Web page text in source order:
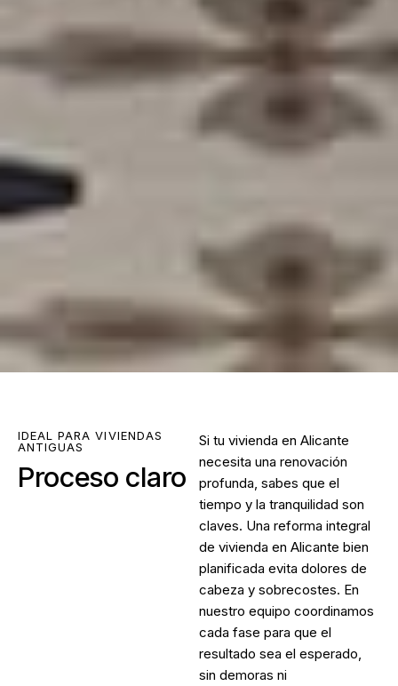
IDEAL PARA VIVIENDAS
ANTIGUAS
Proceso claro
Si tu vivienda en Alicante
necesita una renovación
profunda, sabes que el
tiempo y la tranquilidad son
claves. Una reforma integral
de vivienda en Alicante bien
planificada evita dolores de
cabeza y sobrecostes. En
nuestro equipo coordinamos
cada fase para que el
resultado sea el esperado,
sin demoras ni